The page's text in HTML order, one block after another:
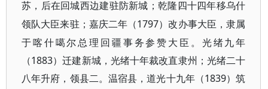
苏，后在回城西边建驻防新城；乾隆四十四年移乌什
领队大臣来驻；嘉庆二年（1797）改办事大臣，隶属
于喀什噶尔总理回疆事务参赞大臣。光绪九年
（1883）迁建新城，光绪十年裁改直隶州；光绪二十
八年升府，领县二。温宿县，道光十九年（1839）筑